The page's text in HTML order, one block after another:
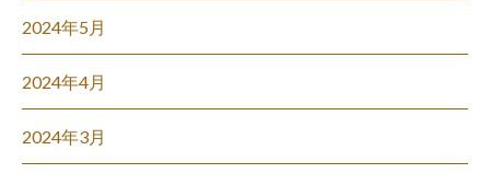
2024年5月
2024年4月
2024年3月